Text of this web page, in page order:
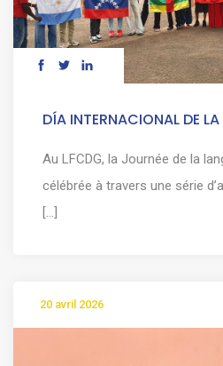
DÍA INTERNACIONAL DE
Au LFCDG, la Journée de la
célébrée à travers une série
[...]
20 avril 2026